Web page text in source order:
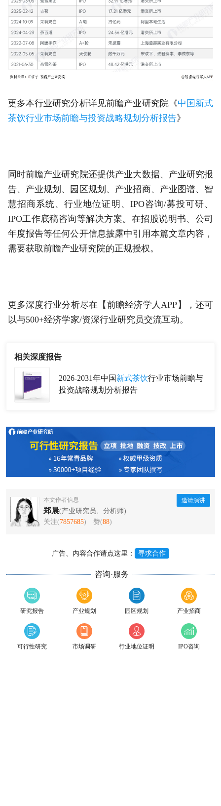
更多本行业研究分析详见前瞻产业研究院《中国新式
茶饮行业市场前瞻与投资战略规划分析报告》
同时前瞻产业研究院还提供产业大数据、产业研究报
告、产业规划、园区规划、产业招商、产业图谱、智
慧招商系统、行业地位证明、IPO咨询/募投可研、
IPO工作底稿咨询等解决方案。在招股说明书、公司
年度报告等任何公开信息披露中引用本篇文章内容，
需要获取前瞻产业研究院的正规授权。
更多深度行业分析尽在【前瞻经济学人APP】，还可
以与500+经济学家/资深行业研究员交流互动。
相关深度报告
2026-2031年中国 新式茶饮行业市场前瞻与
投资战略规划分析报告
本文作者信息
郑晨(产业研究员、分析师)
关注(7857685) 赞(88)
邀请演讲
广告、内容合作请点这里： 寻求合作
咨询·服务
研究报告 产业规划 园区规划 产业招商
可行性研究 市场调研 行业地位证明 IPO咨询